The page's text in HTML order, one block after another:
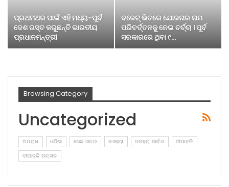
ପ୍ରଥମଥର ପାଇଁ ଏହି ମଧ୍ୟ-ପୂର୍ବ
ଦେଶ ଗସ୍ତ କରୁଛନ୍ତି ଭାରତୀୟ
ପ୍ରଧାନମନ୍ତ୍ରୀ
ବଜେଟ୍ ଭିତରେ ଯୋଜନାର ନାମ
ପରିବର୍ତ୍ତନକୁ ନେଇ ଚର୍ଚ୍ଚା । ପୂର୍ବ
ସରକାରରେ ଥିବା ୯…
Browsing Category
Uncategorized
ଅପରାଧ ଓଡ଼ିଶା ଖେଳ ଖବର ଦଶହରା ଦଶହରା ପାର୍ବଣ
ଦୀପାବଳି
ଦୀପାବଳି ଉତ୍ସବ